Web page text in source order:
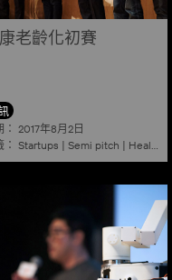
materials
老齡化初賽
2017年8月2日
Startups | Semi pitch | Healthy ageing